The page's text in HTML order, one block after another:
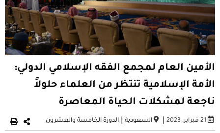
الأمين العام لمجمع الفقه الإسلامي الدولي:
الأمة الإسلامية تنتظر من العلماء حلولاً
ناجعة لمشكلات الحياة المعاصرة
21 فبراير، 2023 | السعودية| الدورة الخامسة والعشرون